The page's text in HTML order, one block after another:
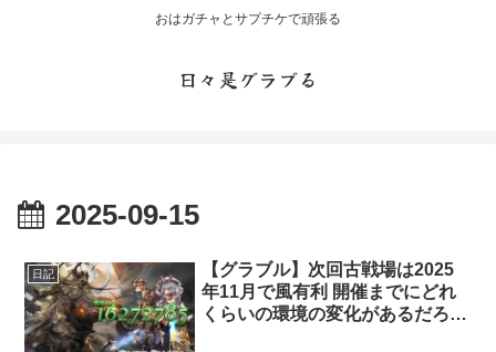
おはガチャとサプチケで頑張る
日々是グラブる
2025-09-15
日記
【グラブル】次回古戦場は2025
年11月で風有利 開催までにどれ
くらいの環境の変化があるだろう